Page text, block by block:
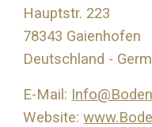
Hauptstr. 223
78343 Gaienhofen
Deutschland -
E-Mail:
Website: